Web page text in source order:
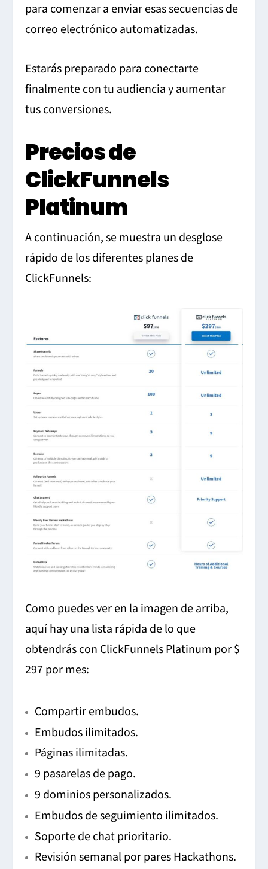
para comenzar a enviar esas secuencias de
correo electrónico automatizadas.
Estarás preparado para conectarte
finalmente con tu audiencia y aumentar
tus conversiones.
Precios de
ClickFunnels
Platinum
A continuación, se muestra un desglose
rápido de los diferentes planes de
ClickFunnels:
Como puedes ver en la imagen de arriba,
aquí hay una lista rápida de lo que
obtendrás con ClickFunnels Platinum por $
297 por mes:
Compartir embudos.
Embudos ilimitados.
Páginas ilimitadas.
9 pasarelas de pago.
9 dominios personalizados.
Embudos de seguimiento ilimitados.
Soporte de chat prioritario.
Revisión semanal por pares Hackathons.